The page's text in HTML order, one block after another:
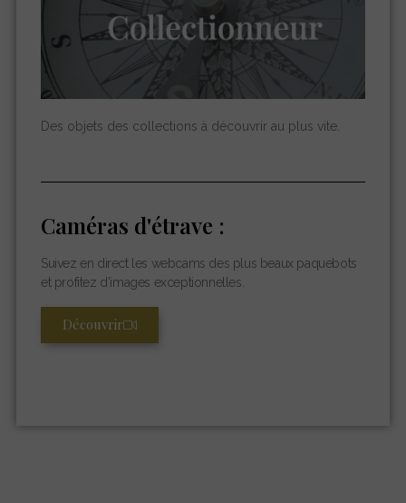
Des objets des collections à découvrir au plus vite.
Caméras d'étrave :
Suivez en direct les webcams des plus beaux paquebots
et profitez d’images exceptionnelles.
Découvrir